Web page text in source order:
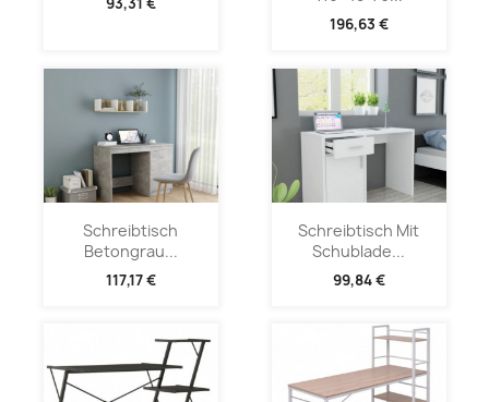
196,63 €
Schreibtisch
Betongrau...
117,17 €
Schreibtisch Mit
Schublade...
99,84 €